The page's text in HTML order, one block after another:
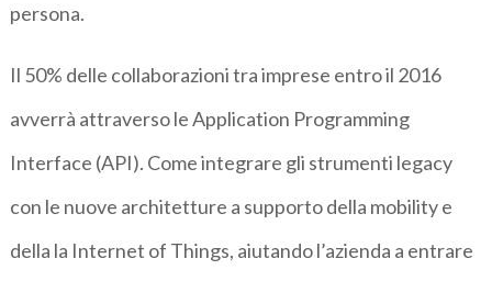
persona.
Il 50% delle collaborazioni tra imprese entro il 2016
avverrà attraverso le Application Programming
Interface (API). Come integrare gli strumenti legacy
con le nuove architetture a supporto della mobility e
della la Internet of Things, aiutando l’azienda a entrare